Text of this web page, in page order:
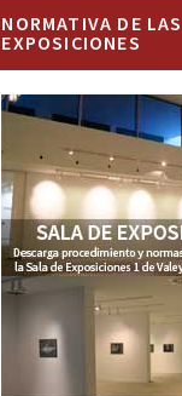
NORMATIVA DE
EXPOSICIONES